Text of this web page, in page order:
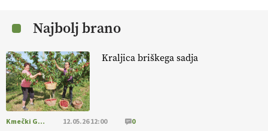
EKOloško = logično: ekološka kmetija
EKOloško = logično: VLOG Okus je
pomembnejši od izgleda
EKOloško = logično: ekološka kmetija PR'
Najbolj brano
Kraljica briškega sadja
Kmečki Glas 12.05.26 12:00 0